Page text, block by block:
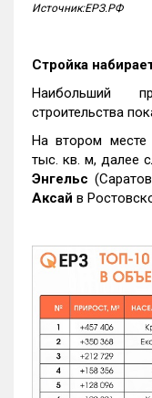
Источник:ЕРЗ.РФ
Стройка
Наибольший
строительства
На втором месте
тыс. кв. м, далее
Энгельс
Аксай в